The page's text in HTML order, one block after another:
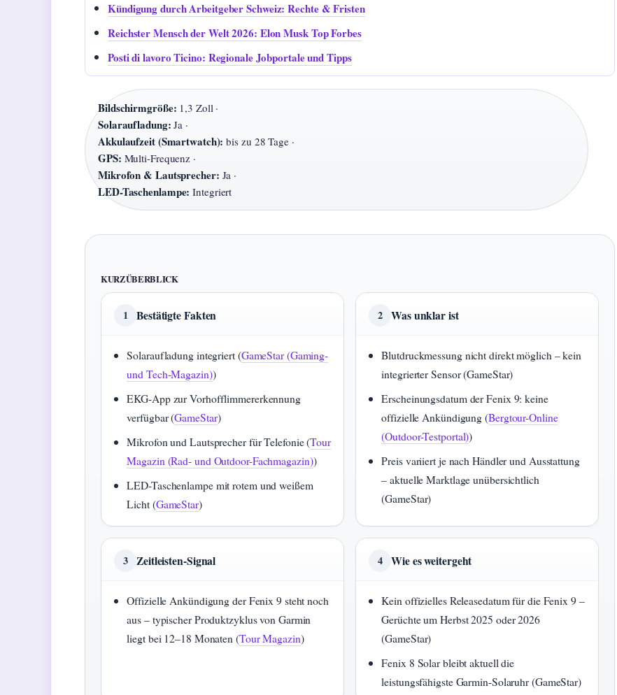
Kündigung durch Arbeitgeber Schweiz: Rechte & Fristen
Reichster Mensch der Welt 2026: Elon Musk Top Forbes
Posti di lavoro Ticino: Regionale Jobportale und Tipps
Bildschirmgröße: 1,3 Zoll ·
Solaraufladung: Ja ·
Akkulaufzeit (Smartwatch): bis zu 28 Tage ·
GPS: Multi-Frequenz ·
Mikrofon & Lautsprecher: Ja ·
LED-Taschenlampe: Integriert
KURZÜBERBLICK
1 Bestätigte Fakten
Solaraufladung integriert (GameStar (Gaming-
und Tech-Magazin))
EKG-App zur Vorhofflimmererkennung
verfügbar (GameStar)
Mikrofon und Lautsprecher für Telefonie (Tour
Magazin (Rad- und Outdoor-Fachmagazin))
LED-Taschenlampe mit rotem und weißem
Licht (GameStar)
2 Was unklar ist
Blutdruckmessung nicht direkt möglich – kein
integrierter Sensor (GameStar)
Erscheinungsdatum der Fenix 9: keine
offizielle Ankündigung (Bergtour-Online
(Outdoor-Testportal))
Preis variiert je nach Händler und Ausstattung
– aktuelle Marktlage unübersichtlich
(GameStar)
3 Zeitleisten-Signal
Offizielle Ankündigung der Fenix 9 steht noch
aus – typischer Produktzyklus von Garmin
liegt bei 12–18 Monaten (Tour Magazin)
4 Wie es weitergeht
Kein offizielles Releasedatum für die Fenix 9 –
Gerüchte um Herbst 2025 oder 2026
(GameStar)
Fenix 8 Solar bleibt aktuell die
leistungsfähigste Garmin-Solaruhr (GameStar)